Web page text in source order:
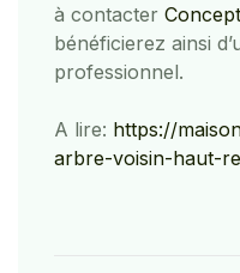
à contacter
bénéficierez ainsi
professionnel.
A lire: https://
arbre-voisin-haut-